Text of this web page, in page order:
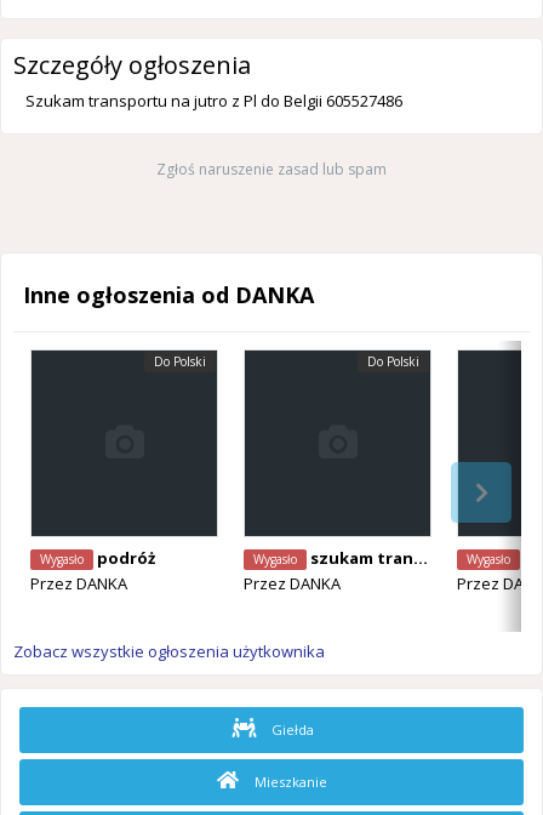
Szczegóły ogłoszenia
Szukam transportu na jutro z Pl do Belgii 605527486
Zgłoś naruszenie zasad lub spam
Inne ogłoszenia od DANKA
Do Polski
Wygasło
podróż
Przez DANKA
Do Polski
Wygasło
szukam transportu
Przez DANKA
Wygasło
Przez
Zobacz wszystkie ogłoszenia użytkownika
Giełda
Mieszkanie